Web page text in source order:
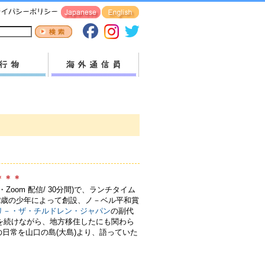
＊
Zoom 配信/ 30分間)で、ランチタイム
の少年によって創設、ノ－ベル平和賞
－・ザ・チルドレン・ジャパンの副代
けながら、地方移住したにも関わら
常を山口の島(大島)より、語っていた